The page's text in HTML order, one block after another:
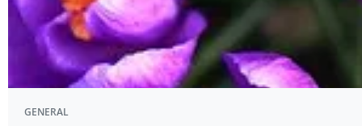
GENERAL